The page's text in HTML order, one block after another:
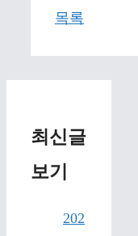
목록
최신글
보기
202